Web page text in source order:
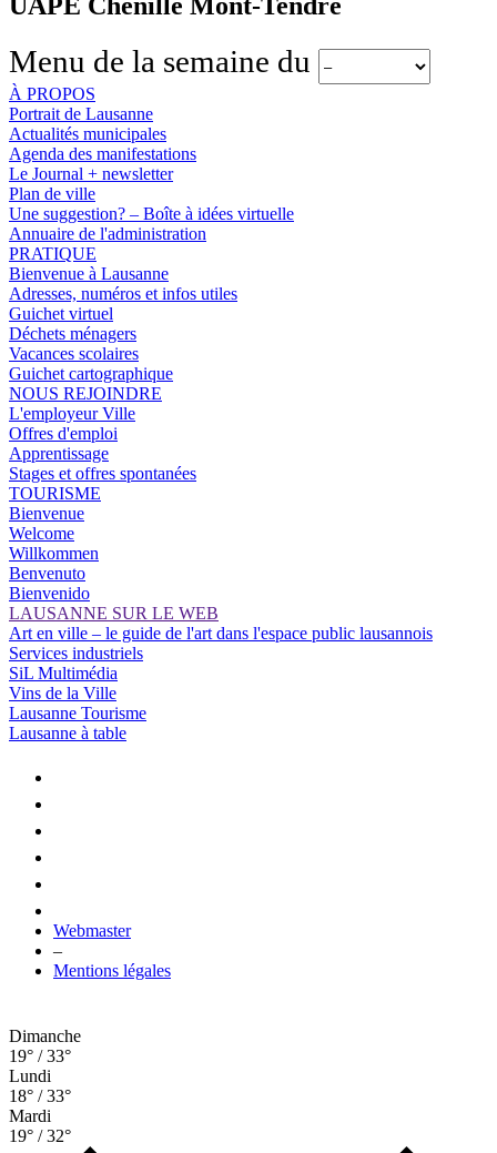
Menu de la semaine du
À PROPOS
Portrait de Lausanne
Actualités municipales
Agenda des manifestations
Le Journal + newsletter
Plan de ville
Une suggestion? – Boîte à idées virtuelle
Annuaire de l'administration
PRATIQUE
Bienvenue à Lausanne
Adresses, numéros et infos utiles
Guichet virtuel
Déchets ménagers
Vacances scolaires
Guichet cartographique
NOUS REJOINDRE
L'employeur Ville
Offres d'emploi
Apprentissage
Stages et offres spontanées
TOURISME
Bienvenue
Welcome
Willkommen
Benvenuto
Bienvenido
LAUSANNE SUR LE WEB
Art en ville – le guide de l'art dans l'espace public lausannois
Services industriels
SiL Multimédia
Vins de la Ville
Lausanne Tourisme
Lausanne à table
Webmaster
–
Mentions légales
Dimanche
19° / 33°
Lundi
18° / 33°
Mardi
19° / 32°